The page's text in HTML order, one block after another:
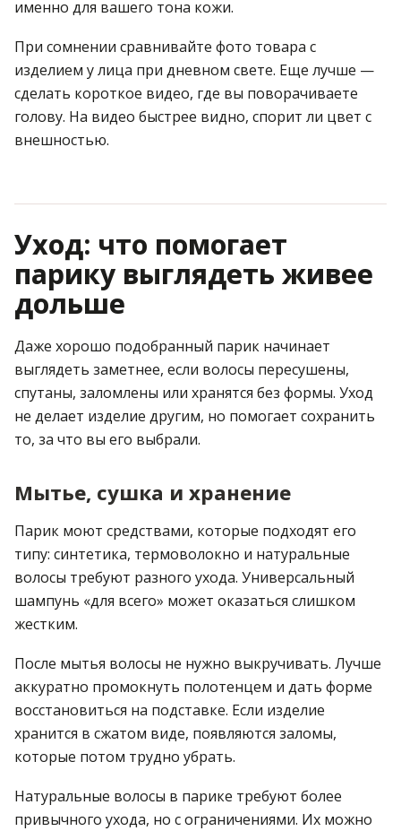
именно для вашего тона кожи.
При сомнении сравнивайте фото товара с
изделием у лица при дневном свете. Еще лучше —
сделать короткое видео, где вы поворачиваете
голову. На видео быстрее видно, спорит ли цвет с
внешностью.
Уход: что помогает
парику выглядеть живее
дольше
Даже хорошо подобранный парик начинает
выглядеть заметнее, если волосы пересушены,
спутаны, заломлены или хранятся без формы. Уход
не делает изделие другим, но помогает сохранить
то, за что вы его выбрали.
Мытье, сушка и хранение
Парик моют средствами, которые подходят его
типу: синтетика, термоволокно и натуральные
волосы требуют разного ухода. Универсальный
шампунь «для всего» может оказаться слишком
жестким.
После мытья волосы не нужно выкручивать. Лучше
аккуратно промокнуть полотенцем и дать форме
восстановиться на подставке. Если изделие
хранится в сжатом виде, появляются заломы,
которые потом трудно убрать.
Натуральные волосы в парике требуют более
привычного ухода, но с ограничениями. Их можно